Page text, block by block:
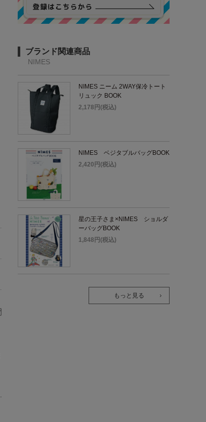
ブランド関連商品
NIMES
NIMES ニーム 2WAY保冷トート
リュック BOOK
2,178円(税込)
NIMES ベジタブルバッグBOOK
2,420円(税込)
星の王子さま×NIMES ショルダ
ーバッグBOOK
1,848円(税込)
もっと見る